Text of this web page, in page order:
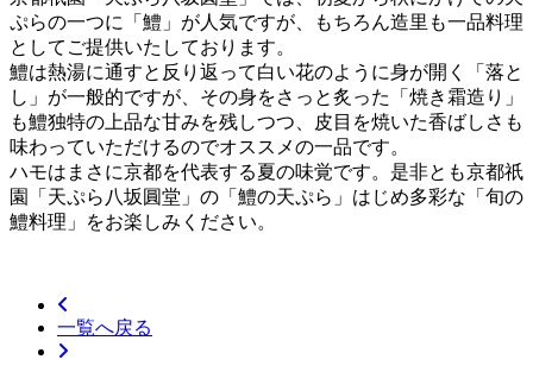
ぷらの一つに「鱧」が人気ですが、もちろん造里も一品料理
としてご提供いたしております。
鱧は熱湯に通すと反り返って白い花のように身が開く「落と
し」が一般的ですが、その身をさっと炙った「焼き霜造り」
も鱧独特の上品な甘みを残しつつ、皮目を焼いた香ばしさも
味わっていただけるのでオススメの一品です。
ハモはまさに京都を代表する夏の味覚です。是非とも京都祇
園「天ぷら八坂圓堂」の「鱧の天ぷら」はじめ多彩な「旬の
鱧料理」をお楽しみください。
一覧へ戻る